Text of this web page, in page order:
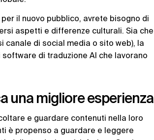
il nuovo pubblico, avrete bisogno di
aspetti e differenze culturali. Sia che
canale di social media o sito web), la
di traduzione AI che lavorano
una migliore esperienza
e guardare contenuti nella loro
è propenso a guardare e leggere